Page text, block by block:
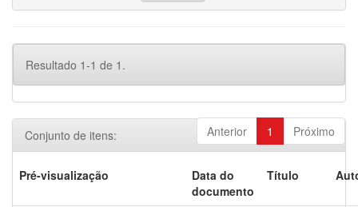
Resultado 1-1 de 1.
Anterior 1 Próximo
Conjunto de itens:
Pré-visualização
Data do
documento
Título